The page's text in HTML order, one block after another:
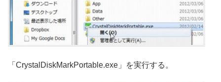
「CrystalDiskMarkPortable.exe」を実行する。